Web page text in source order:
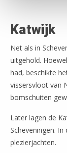
Katwijk
Net als in
uitgehold.
had, beschikte
vissersvloot van
bomschuiten
Later lagen de
Scheveningen.
plezierjachten.